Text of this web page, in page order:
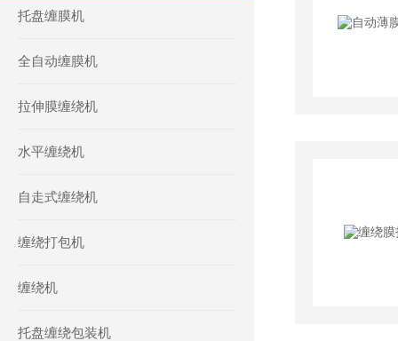
托盘缠膜机
全自动缠膜机
拉伸膜缠绕机
水平缠绕机
自走式缠绕机
缠绕打包机
缠绕机
托盘缠绕包装机